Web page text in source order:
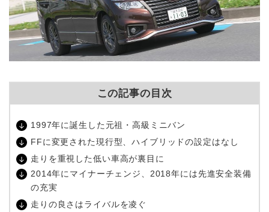
この記事の目次
1997年に誕生した元祖・高級ミニバン
FFに変更された現行型、ハイブリッドの設定はなし
走りを重視した低い車高が裏目に
2014年にマイナーチェンジ、2018年には先進安全装備
の充実
走りの良さはライバルを凌ぐ